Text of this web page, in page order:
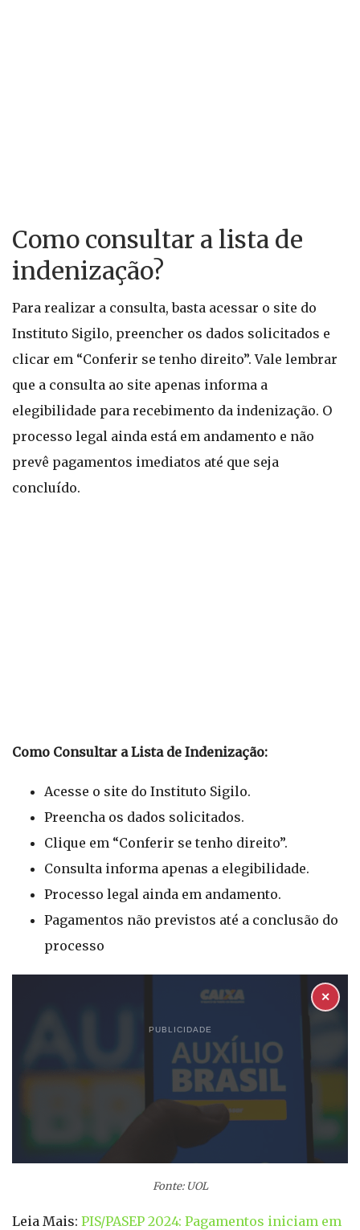
Como consultar a lista de
indenização?
Para realizar a consulta, basta acessar o site do
Instituto Sigilo, preencher os dados solicitados e
clicar em “Conferir se tenho direito”. Vale lembrar
que a consulta ao site apenas informa a
elegibilidade para recebimento da indenização. O
processo legal ainda está em andamento e não
prevê pagamentos imediatos até que seja
concluído.
Como Consultar a Lista de Indenização:
Acesse o site do Instituto Sigilo.
Preencha os dados solicitados.
Clique em “Conferir se tenho direito”.
Consulta informa apenas a elegibilidade.
Processo legal ainda em andamento.
Pagamentos não previstos até a conclusão do
processo
PUBLICIDADE
✕
Fonte: UOL
Leia Mais: PIS/PASEP 2024: Pagamentos iniciam em